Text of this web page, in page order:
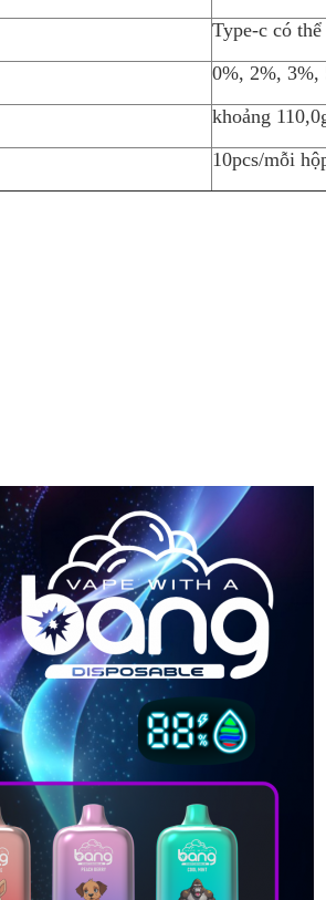
Type-c có thể
0%, 2%, 3%,
khoảng
10pcs/mỗi